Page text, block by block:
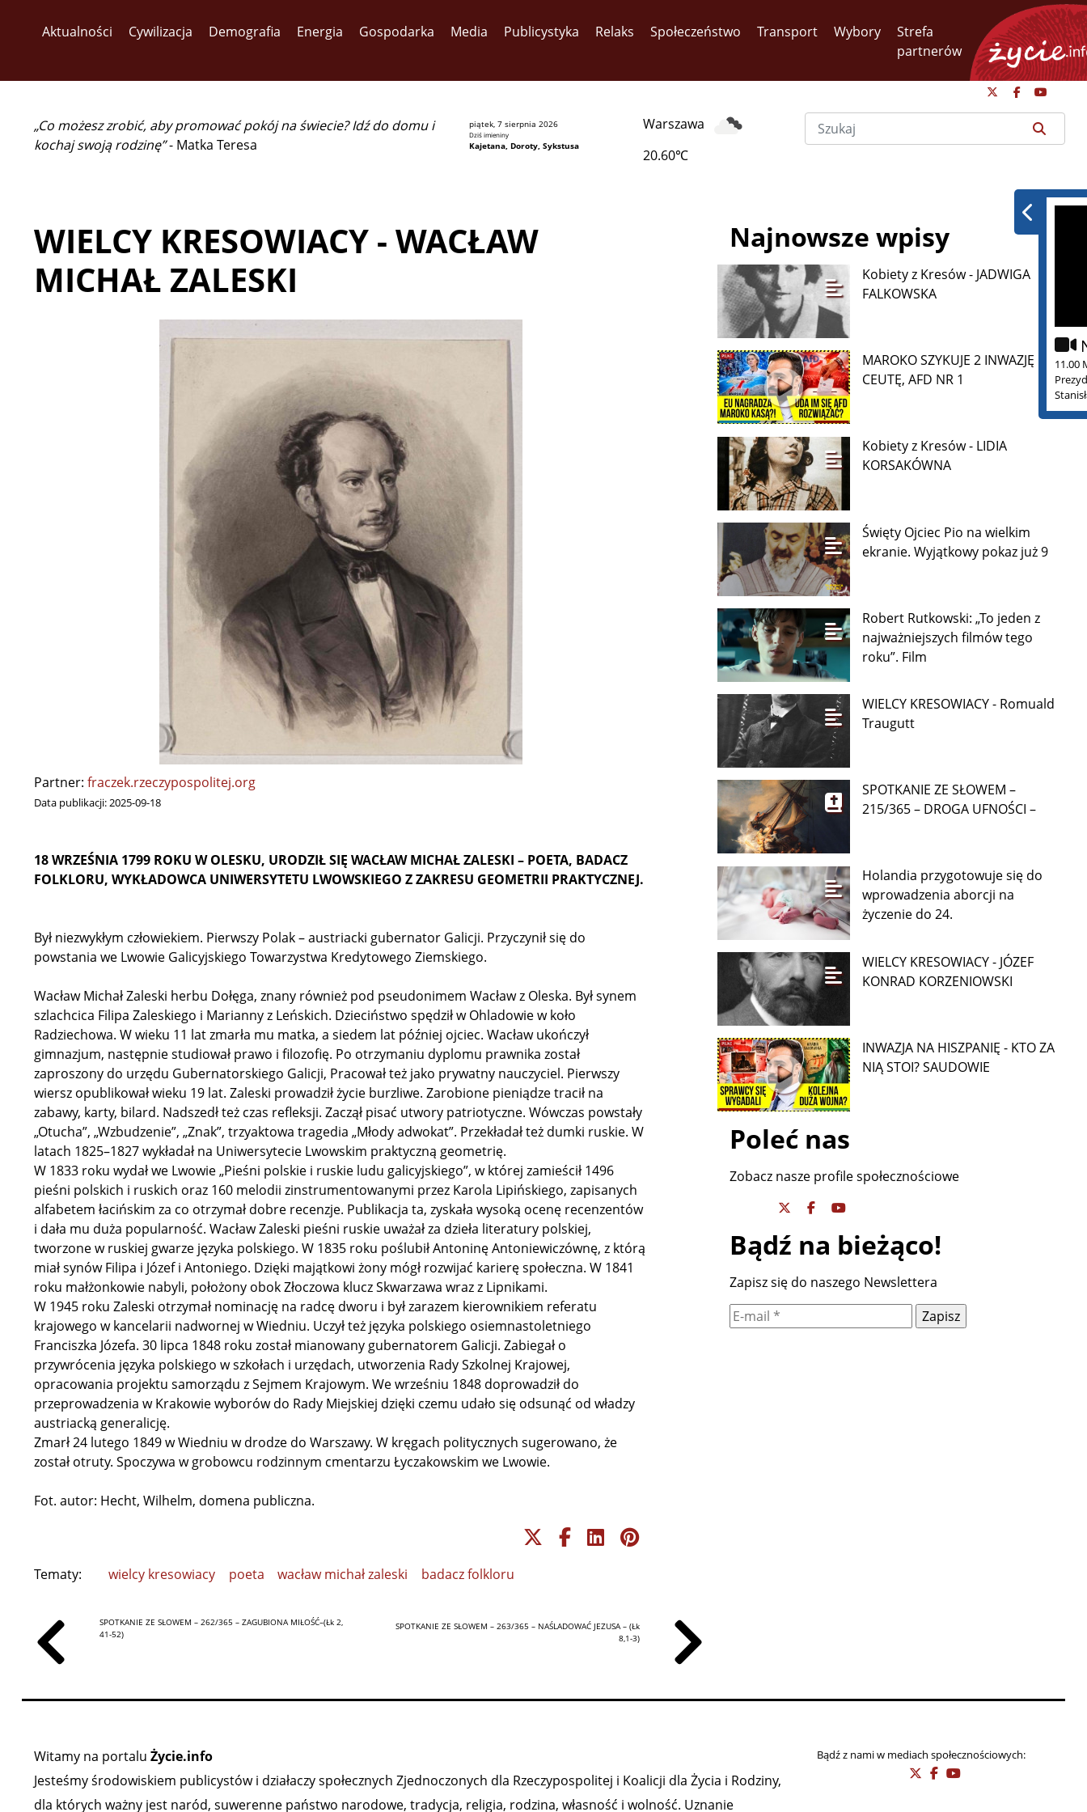
Aktualności Cywilizacja Demografia Energia Gospodarka Media Publicystyka Relaks Społeczeństwo Transport Wybory
Strefa
partnerów
„Co możesz zrobić, aby promować pokój na świecie? Idź do domu i
kochaj swoją rodzinę”- Matka Teresa
piątek, 7 sierpnia 2026
Dziś imieniny
Kajetana, Doroty, Sykstusa
Warszawa
20.60℃
11.00
WIELCY KRESOWIACY - WACŁAW
MICHAŁ ZALESKI
Partner: fraczek.rzeczypospolitej.org
Data publikacji:2025-09-18
18 WRZEŚNIA 1799 ROKU W OLESKU, URODZIŁ SIĘ WACŁAW MICHAŁ ZALESKI – POETA, BADACZ
FOLKLORU, WYKŁADOWCA UNIWERSYTETU LWOWSKIEGO Z ZAKRESU GEOMETRII PRAKTYCZNEJ.
Był niezwykłym człowiekiem. Pierwszy Polak – austriacki gubernator Galicji. Przyczynił się do
powstania we Lwowie Galicyjskiego Towarzystwa Kredytowego Ziemskiego.
Wacław Michał Zaleski herbu Dołęga, znany również pod pseudonimem Wacław z Oleska. Był synem
szlachcica Filipa Zaleskiego i Marianny z Leńskich. Dzieciństwo spędził w Ohladowie w koło
Radziechowa. W wieku 11 lat zmarła mu matka, a siedem lat później ojciec. Wacław ukończył
gimnazjum, następnie studiował prawo i filozofię. Po otrzymaniu dyplomu prawnika został
zaproszony do urzędu Gubernatorskiego Galicji, Pracował też jako prywatny nauczyciel. Pierwszy
wiersz opublikował wieku 19 lat. Zaleski prowadził życie burzliwe. Zarobione pieniądze tracił na
zabawy, karty, bilard. Nadszedł też czas refleksji. Zaczął pisać utwory patriotyczne. Wówczas powstały
„Otucha”, „Wzbudzenie”, „Znak”, trzyaktowa tragedia „Młody adwokat”. Przekładał też dumki ruskie. W
latach 1825–1827 wykładał na Uniwersytecie Lwowskim praktyczną geometrię.
W 1833 roku wydał we Lwowie „Pieśni polskie i ruskie ludu galicyjskiego”, w której zamieścił 1496
pieśni polskich i ruskich oraz 160 melodii zinstrumentowanymi przez Karola Lipińskiego, zapisanych
alfabetem łacińskim za co otrzymał dobre recenzje. Publikacja ta, zyskała wysoką ocenę recenzentów
i dała mu duża popularność. Wacław Zaleski pieśni ruskie uważał za dzieła literatury polskiej,
tworzone w ruskiej gwarze języka polskiego. W 1835 roku poślubił Antoninę Antoniewiczównę, z którą
miał synów Filipa i Józef i Antoniego. Dzięki majątkowi żony mógł rozwijać karierę społeczna. W 1841
roku małżonkowie nabyli, położony obok Złoczowa klucz Skwarzawa wraz z Lipnikami.
W 1945 roku Zaleski otrzymał nominację na radcę dworu i był zarazem kierownikiem referatu
krajowego w kancelarii nadwornej w Wiedniu. Uczył też języka polskiego osiemnastoletniego
Franciszka Józefa. 30 lipca 1848 roku został mianowany gubernatorem Galicji. Zabiegał o
przywrócenia języka polskiego w szkołach i urzędach, utworzenia Rady Szkolnej Krajowej,
opracowania projektu samorządu z Sejmem Krajowym. We wrześniu 1848 doprowadził do
przeprowadzenia w Krakowie wyborów do Rady Miejskiej dzięki czemu udało się odsunąć od władzy
austriacką generalicję.
Zmarł 24 lutego 1849 w Wiedniu w drodze do Warszawy. W kręgach politycznych sugerowano, że
został otruty. Spoczywa w grobowcu rodzinnym cmentarzu Łyczakowskim we Lwowie.
Fot. autor: Hecht, Wilhelm, domena publiczna.
Tematy: wielcy kresowiacy poeta wacław michał zaleski badacz folkloru
SPOTKANIE ZE SŁOWEM – 262/365 – ZAGUBIONA MIŁOŚĆ–(Łk 2,
41-52)
SPOTKANIE ZE SŁOWEM – 263/365 – NAŚLADOWAĆ JEZUSA – (Łk
8,1-3)
Najnowsze wpisy
Kobiety z Kresów - JADWIGA
FALKOWSKA
MAROKO SZYKUJE 2 INWAZJĘ NA
CEUTĘ, AFD NR 1
Kobiety z Kresów - LIDIA
KORSAKÓWNA
Święty Ojciec Pio na wielkim
ekranie. Wyjątkowy pokaz już 9
Robert Rutkowski: „To jeden z
najważniejszych filmów tego
roku”. Film
WIELCY KRESOWIACY - Romuald
Traugutt
SPOTKANIE ZE SŁOWEM –
215/365 – DROGA UFNOŚCI –
Holandia przygotowuje się do
wprowadzenia aborcji na
życzenie do 24.
WIELCY KRESOWIACY - JÓZEF
KONRAD KORZENIOWSKI
INWAZJA NA HISZPANIĘ - KTO ZA
NIĄ STOI? SAUDOWIE
Poleć nas
Zobacz nasze profile społecznościowe
Bądź na bieżąco!
Zapisz się do naszego Newslettera
Witamy na portalu Życie.info
Jesteśmy środowiskiem publicystów i działaczy społecznych Zjednoczonych dla Rzeczypospolitej i Koalicji dla Życia i Rodziny,
dla których ważny jest naród, suwerenne państwo narodowe, tradycja, religia, rodzina, własność i wolność. Uznanie
Bądź z nami w mediach społecznościowych: